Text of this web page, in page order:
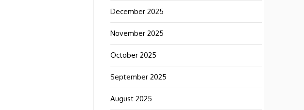
December 2025
November 2025
October 2025
September 2025
August 2025